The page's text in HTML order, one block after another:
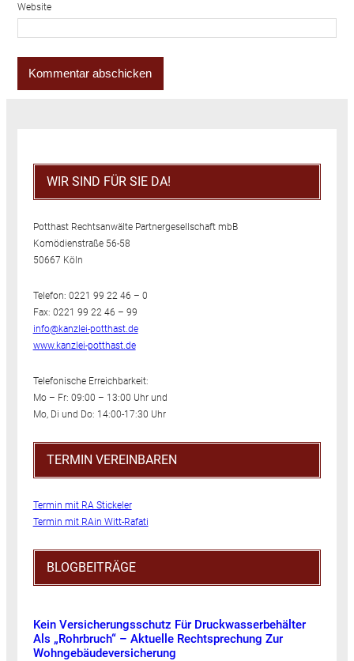
Website
WIR SIND FÜR SIE DA!
Potthast Rechtsanwälte Partnergesellschaft mbB
Komödienstraße 56-58
50667 Köln
Telefon: 0221 99 22 46 – 0
Fax: 0221 99 22 46 – 99
info@kanzlei-potthast.de
www.kanzlei-potthast.de
Telefonische Erreichbarkeit:
Mo – Fr: 09:00 – 13:00 Uhr und
Mo, Di und Do: 14:00-17:30 Uhr
TERMIN VEREINBAREN
Termin mit RA Stickeler
Termin mit RAin Witt-Rafati
BLOGBEITRÄGE
Kein Versicherungsschutz Für Druckwasserbehälter
Als „Rohrbruch“ – Aktuelle Rechtsprechung Zur
Wohngebäudeversicherung